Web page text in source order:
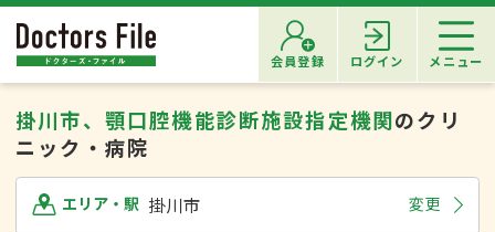
会員登録 ログイン メニュー
掛川市、顎口腔機能診断施設指定機関のクリ
ニック・病院
エリア・駅 掛川市 変更